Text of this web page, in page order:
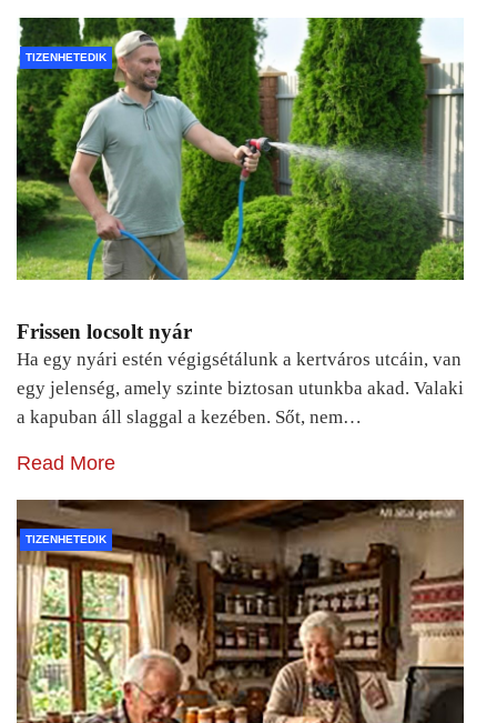
TIZENHETEDIK
Frissen locsolt nyár
Ha egy nyári estén végigsétálunk a kertváros utcáin, van
egy jelenség, amely szinte biztosan utunkba akad. Valaki
a kapuban áll slaggal a kezében. Sőt, nem…
Read More
TIZENHETEDIK